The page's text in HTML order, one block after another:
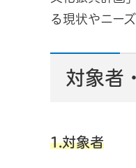
る現状やニー
対象者
1.対象者